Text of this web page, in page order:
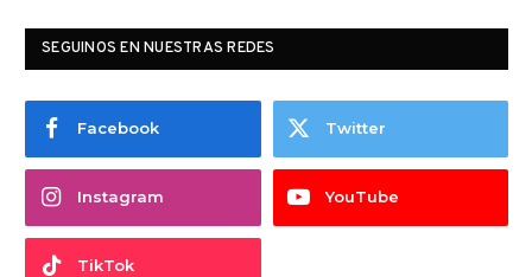
SEGUINOS EN NUESTRAS REDES
Facebook Twitter
Instagram YouTube
TikTok